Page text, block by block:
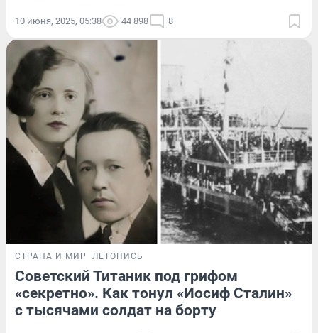
10 июня, 2025, 05:38 44 898 8
СТРАНА И МИР ЛЕТОПИСЬ
Советский Титаник под грифом
«секретно». Как тонул «Иосиф Сталин»
с тысячами солдат на борту